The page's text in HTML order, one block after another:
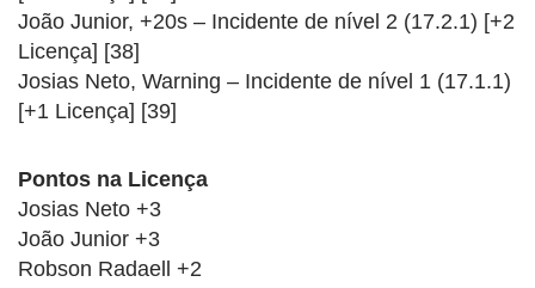
João Junior, +20s – Incidente de nível 2 (17.2.1) [+2
Licença] [38]
Josias Neto, Warning – Incidente de nível 1 (17.1.1)
[+1 Licença] [39]
Pontos na Licença
Josias Neto +3
João Junior +3
Robson Radaell +2